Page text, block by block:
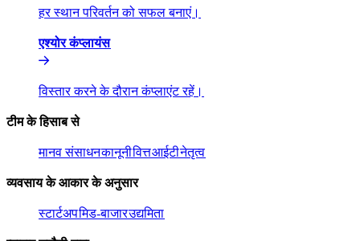
हर स्थान परिवर्तन को सफल बनाएं।​​
एश्योर कंप्लायंस​​
विस्तार करने के दौरान कंप्लाएंट रहें।​​
टीम के हिसाब से​​
मानव संसाधन​​कानूनी​​वित्त​​आईटी​​नेतृत्व​​
व्यवसाय के आकार के अनुसार​​
स्टार्टअप​​मिड-बाजार​​उद्यमिता​​